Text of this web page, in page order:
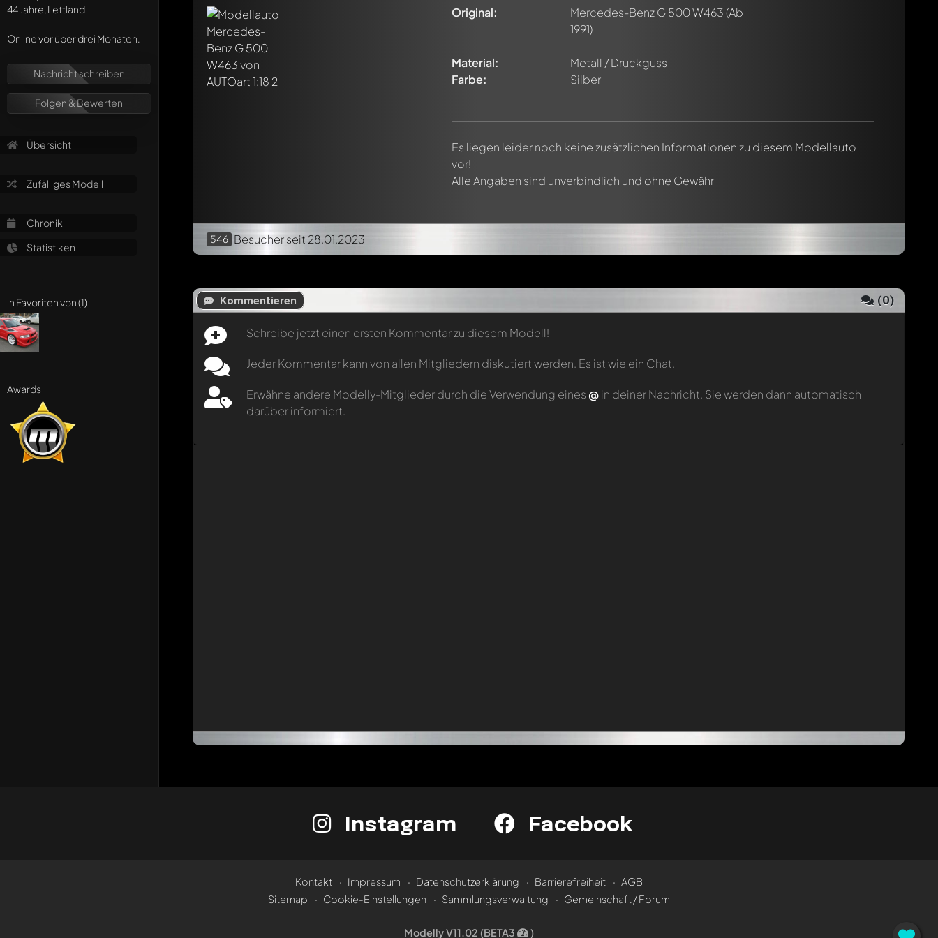
44 Jahre, Lettland
Online vor über drei Monaten.
Nachricht schreiben
Folgen & Bewerten
Übersicht
Zufälliges Modell
Chronik
Statistiken
in Favoriten von (1)
Awards
Original: Mercedes-Benz G 500 W463(Ab
1991)
Material:
Metall / Druckguss
Farbe:
Silber
Es liegen leider noch keine zusätzlichen Informationen zu diesem Modellauto
vor!
Alle Angaben sind unverbindlich und ohne Gewähr
546 Besucherseit 28.01.2023
Kommentieren (0)
Schreibe jetzt einen ersten Kommentar zu diesem Modell!
Jeder Kommentar kann von allen Mitgliedern diskutiert werden. Es ist wie ein Chat.
Erwähne andere Modelly-Mitglieder durch die Verwendung eines @in deiner Nachricht. Sie werden dann automatisch
darüber informiert.
Instagram Facebook
Kontakt Impressum Datenschutzerklärung Barrierefreiheit
AGB
Sitemap
Cookie-Einstellungen Sammlungsverwaltung Gemeinschaft / Forum
Modelly V11.02 (BETA3 )